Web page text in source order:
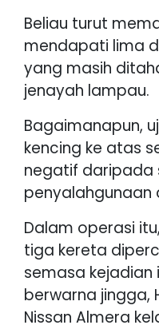
Beliau turut
mendapati lima
yang masih
jenayah lampau.
Bagaimanapun,
kencing ke atas
negatif daripada
penyalahgunaan
Dalam operasi
tiga kereta
semasa
berwarna jingga,
Nissan Almera